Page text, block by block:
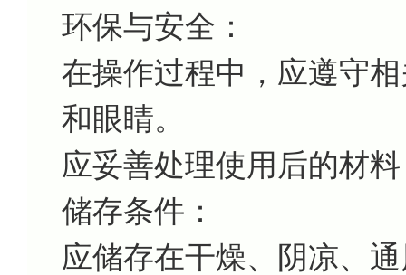
环保与安全：
在操作过程中，应遵守
和眼睛。
应妥善处理使用后的材
储存条件：
应储存在干燥、阴凉、